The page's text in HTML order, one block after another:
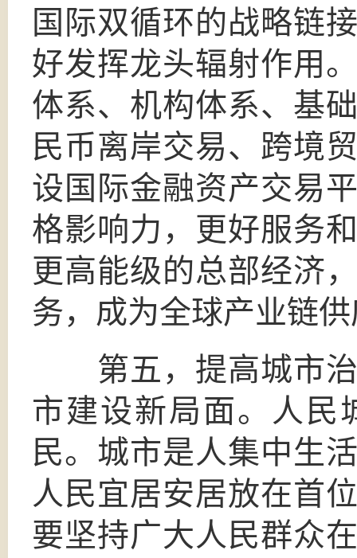
国际双循环的战略链
好发挥龙头辐射作用
体系、机构体系、基
民币离岸交易、跨境
设国际金融资产交易
格影响力，更好服务
更高能级的总部经济
务，成为全球产业链
第五，提高城市治
市建设新局面。人民
民。城市是人集中生
人民宜居安居放在首
要坚持广大人民群众